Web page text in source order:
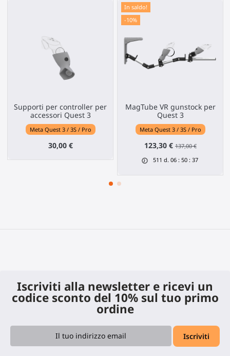
Supporti per controller per
accessori Quest 3
Meta Quest 3 / 3S / Pro
30,00 €
In saldo!
-10%
MagTube VR gunstock per
Quest 3
Meta Quest 3 / 3S / Pro
123,30 € 137,00 €
511 d. 06 : 50 :36
Iscriviti alla newsletter e ricevi un
codice sconto del 10% sul tuo primo
ordine